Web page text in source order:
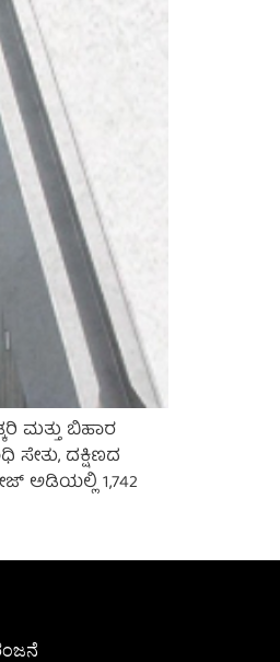
ಮತ್ತು ಬಿಹಾರ
ದಕ್ಷಿಣದ
ಅಡಿಯಲ್ಲಿ 1,742